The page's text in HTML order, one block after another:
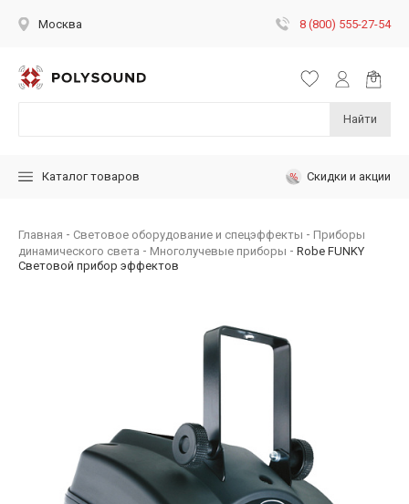
Москва 8 (800) 555-27-54
Найти
Каталог товаров Скидки и акции
Главная Световое оборудование и спецэффекты
Приборы
динамического света
Многолучевые приборы
Robe FUNKY
Световой прибор эффектов